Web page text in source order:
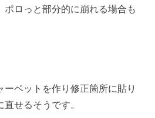
ポロっと部分的に崩れる場合も
ベットを作り修正箇所に貼り
せるそうです。